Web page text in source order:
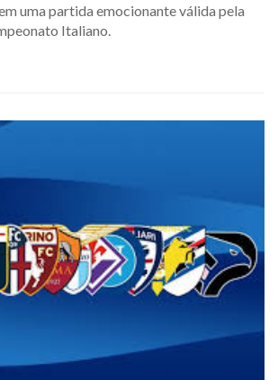
uma partida emocionante válida pela
Italiano.